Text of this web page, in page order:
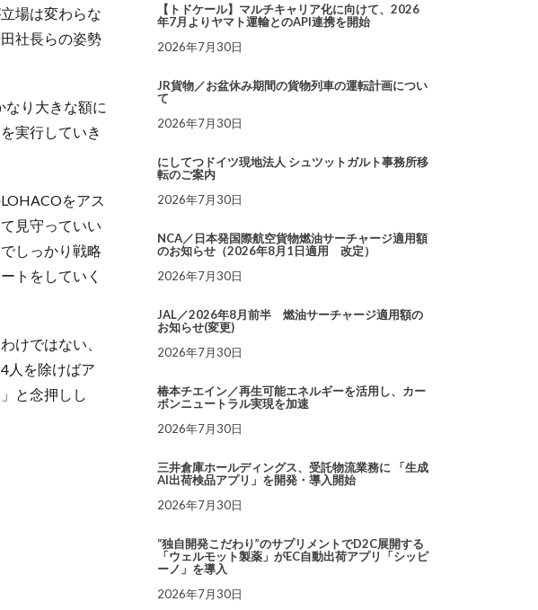
場は変わらな
社長らの姿勢
り大きな額に
実行していき
をアス
見守っていい
しっかり戦略
トをしていく
けではない、
人を除けばア
と念押しし
【トドケール】マルチキャリア化に向けて、2026
年7月よりヤマト運輸とのAPI連携を開始
2026年7月30日
JR貨物／お盆休み期間の貨物列車の運転計画につい
て
2026年7月30日
にしてつドイツ現地法人 シュツットガルト事務所移
転のご案内
2026年7月30日
NCA／日本発国際航空貨物燃油サーチャージ適用額
のお知らせ（2026年8月1日適用 改定）
2026年7月30日
JAL／2026年8月前半 燃油サーチャージ適用額の
お知らせ(変更)
2026年7月30日
椿本チエイン／再生可能エネルギーを活用し、カー
ボンニュートラル実現を加速
2026年7月30日
三井倉庫ホールディングス、受託物流業務に 「生成
AI出荷検品アプリ」を開発・導入開始
2026年7月30日
“独自開発こだわり”のサプリメントでD2C展開する
「ウェルモット製薬」がEC自動出荷アプリ「シッピ
ーノ」を導入
2026年7月30日